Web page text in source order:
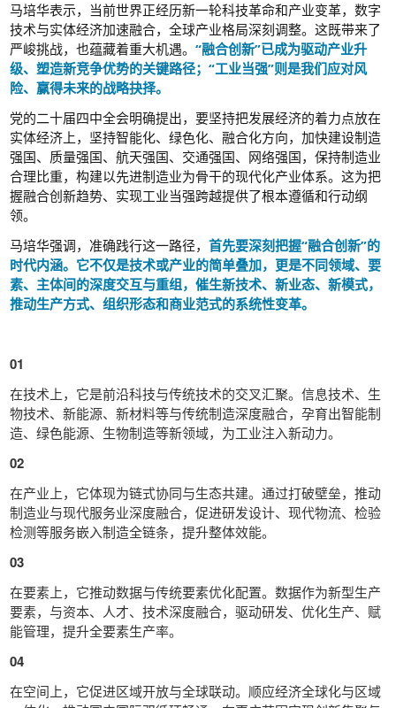
马培华表示，当前世界正经历新一轮科技革命和产业变革，数字
技术与实体经济加速融合，全球产业格局深刻调整。这既带来了
严峻挑战，也蕴藏着重大机遇。“融合创新”已成为驱动产业升
级、塑造新竞争优势的关键路径；“工业当强”则是我们应对风
险、赢得未来的战略抉择。
党的二十届四中全会明确提出，要坚持把发展经济的着力点放在
实体经济上，坚持智能化、绿色化、融合化方向，加快建设制造
强国、质量强国、航天强国、交通强国、网络强国，保持制造业
合理比重，构建以先进制造业为骨干的现代化产业体系。这为把
握融合创新趋势、实现工业当强跨越提供了根本遵循和行动纲
领。
马培华强调，准确践行这一路径，首先要深刻把握“融合创新”的
时代内涵。它不仅是技术或产业的简单叠加，更是不同领域、要
素、主体间的深度交互与重组，催生新技术、新业态、新模式，
推动生产方式、组织形态和商业范式的系统性变革。
01
在技术上，它是前沿科技与传统技术的交叉汇聚。信息技术、生
物技术、新能源、新材料等与传统制造深度融合，孕育出智能制
造、绿色能源、生物制造等新领域，为工业注入新动力。
02
在产业上，它体现为链式协同与生态共建。通过打破壁垒，推动
制造业与现代服务业深度融合，促进研发设计、现代物流、检验
检测等服务嵌入制造全链条，提升整体效能。
03
在要素上，它推动数据与传统要素优化配置。数据作为新型生产
要素，与资本、人才、技术深度融合，驱动研发、优化生产、赋
能管理，提升全要素生产率。
04
在空间上，它促进区域开放与全球联动。顺应经济全球化与区域